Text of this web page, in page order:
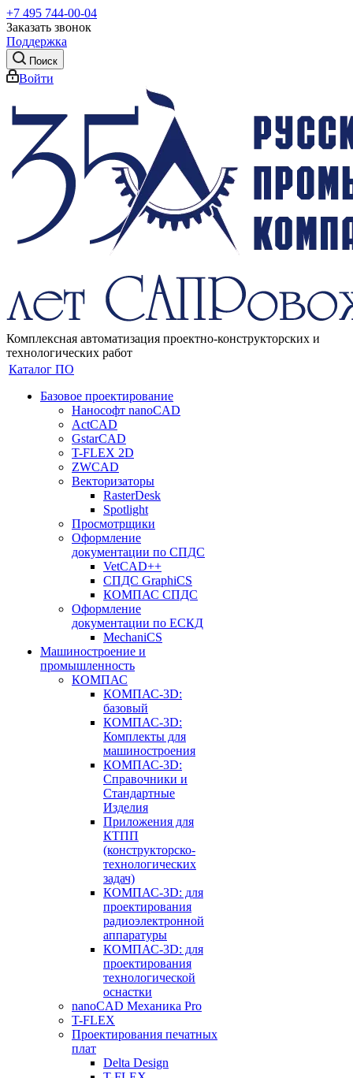
+7 495 744-00-04
Заказать звонок
Поддержка
Поиск
Войти
Комплексная автоматизация проектно-конструкторских и
технологических работ
Каталог ПО
Базовое проектирование
Нанософт nanoCAD
ActCAD
GstarCAD
T-FLEX 2D
ZWCAD
Векторизаторы
RasterDesk
Spotlight
Просмотрщики
Оформление
документации по СПДС
VetCAD++
СПДС GraphiCS
КОМПАС СПДС
Оформление
документации по ЕСКД
MechaniCS
Машиностроение и
промышленность
КОМПАС
КОМПАС-3D:
базовый
КОМПАС-3D:
Комплекты для
машиностроения
КОМПАС-3D:
Справочники и
Стандартные
Изделия
Приложения для
КТПП
(конструкторско-
технологических
задач)
КОМПАС-3D: для
проектирования
радиоэлектронной
аппаратуры
КОМПАС-3D: для
проектирования
технологической
оснастки
nanoCAD Механика Pro
T-FLEX
Проектирования печатных
плат
Delta Design